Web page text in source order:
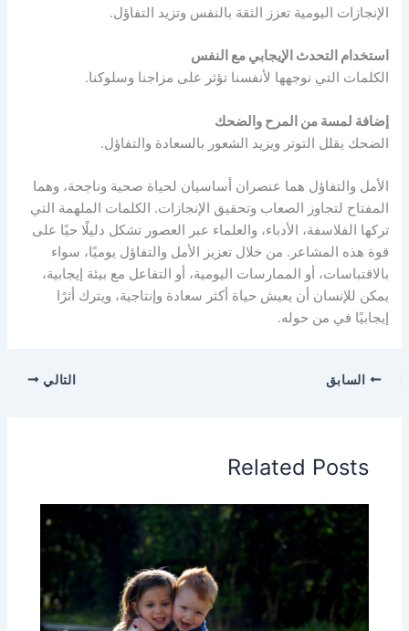
الإنجازات اليومية تعزز الثقة بالنفس وتزيد التفاؤل.
استخدام التحدث الإيجابي مع النفس
الكلمات التي نوجهها لأنفسنا تؤثر على مزاجنا وسلوكنا.
إضافة لمسة من المرح والضحك
الضحك يقلل التوتر ويزيد الشعور بالسعادة والتفاؤل.
الأمل والتفاؤل هما عنصران أساسيان لحياة صحية وناجحة، وهما
المفتاح لتجاوز الصعاب وتحقيق الإنجازات. الكلمات الملهمة التي
تركها الفلاسفة، الأدباء، والعلماء عبر العصور تشكل دليلًا حيًا على
قوة هذه المشاعر. من خلال تعزيز الأمل والتفاؤل يوميًا، سواء
بالاقتباسات، أو الممارسات اليومية، أو التفاعل مع بيئة إيجابية،
يمكن للإنسان أن يعيش حياة أكثر سعادة وإنتاجية، ويترك أثرًا
إيجابيًا في من حوله.
السابق التالي
Related Posts